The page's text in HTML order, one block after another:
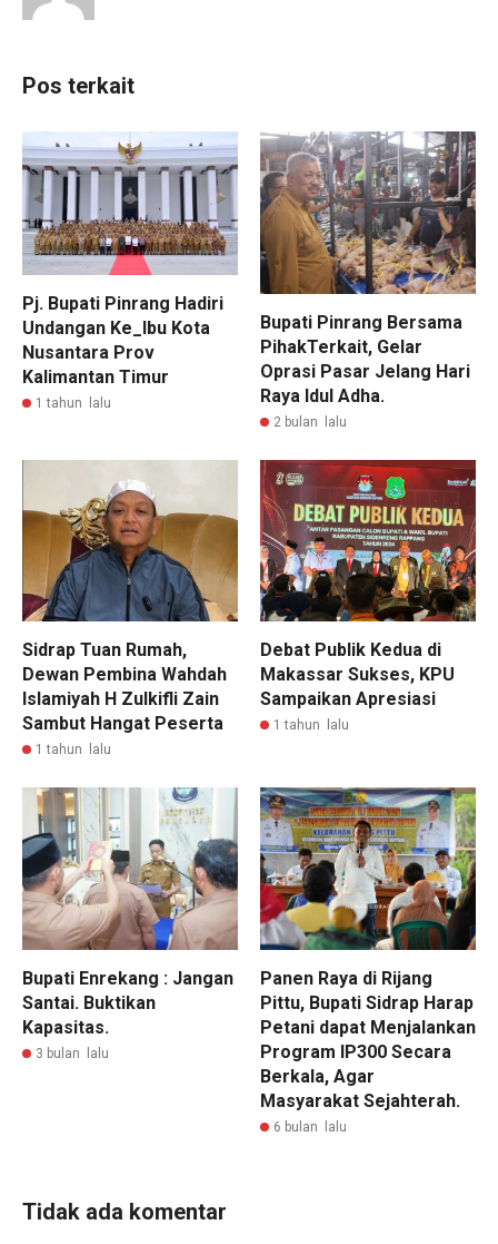
Pos terkait
Pj. Bupati Pinrang Hadiri
Undangan Ke_Ibu Kota
Nusantara Prov
Kalimantan Timur
1 tahun lalu
Bupati Pinrang Bersama
PihakTerkait, Gelar
Oprasi Pasar Jelang Hari
Raya Idul Adha.
2 bulan lalu
Sidrap Tuan Rumah,
Dewan Pembina Wahdah
Islamiyah H Zulkifli Zain
Sambut Hangat Peserta
1 tahun lalu
Debat Publik Kedua di
Makassar Sukses, KPU
Sampaikan Apresiasi
1 tahun lalu
Bupati Enrekang : Jangan
Santai. Buktikan
Kapasitas.
3 bulan lalu
Panen Raya di Rijang
Pittu, Bupati Sidrap Harap
Petani dapat Menjalankan
Program IP300 Secara
Berkala, Agar
Masyarakat Sejahterah.
6 bulan lalu
Tidak ada komentar